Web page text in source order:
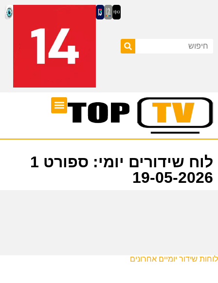
לוח שידורים יומי: ספורט 1
19-05-2026
לוחות שידור יומיים אחרונים